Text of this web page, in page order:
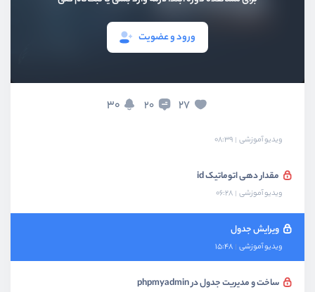
ورود و عضویت
27
20
30
ویدیو آموزشی 11:31
ویدیو آموزشی 08:39
مقدار دهی اتوماتیک id
ویدیو آموزشی 06:28
ویرایش جدول
ویدیو آموزشی 15:48
ساخت و مدیریت جدول در phpmyadmin